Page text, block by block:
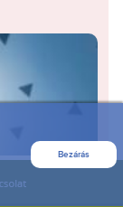
Bezárás